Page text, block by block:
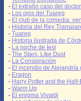
- El extraño caso del
- Los ojos del Tuareg
- El club de la comedia:
- Historia del Rey
- Tuareg
- Historia ilustrada de
- La noche de Iesi
- The Stars, Like Dust
- La Conspiración
- El incendio de Alejandría
- Eragon
- Harry Potter and the
- Warm Up
- El enigma Vivaldi